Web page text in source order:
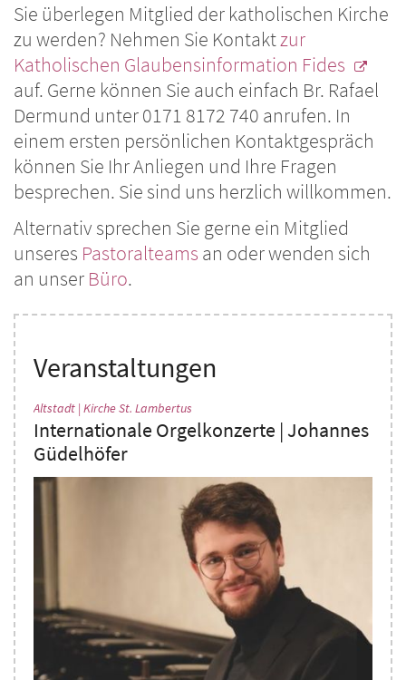
Sie überlegen Mitglied der katholischen Kirche
zu werden? Nehmen Sie Kontaktzur
Katholischen Glaubensinformation Fides
auf. Gerne können Sie auch einfach Br. Rafael
Dermund unter 0171 8172 740 anrufen. In
einem ersten persönlichen Kontaktgespräch
können Sie Ihr Anliegen und Ihre Fragen
besprechen. Sie sind uns herzlich willkommen.
Alternativ sprechen Sie gerne ein Mitglied
unseres Pastoralteams an oder wenden sich
an unser Büro.
Veranstaltungen
Altstadt | Kirche St. Lambertus
Internationale Orgelkonzerte | Johannes
Güdelhöfer